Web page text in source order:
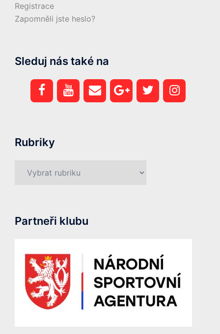
Registrace
Zapomněli jste heslo?
Sleduj nás také na
Rubriky
Partneři klubu